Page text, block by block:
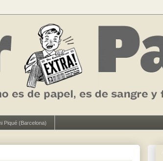
Piqué (Barcelona)